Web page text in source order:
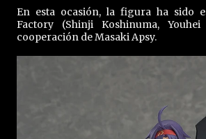
En esta ocasión, la figura ha sido
Factory (Shinji Koshinuma,
cooperación de Masaki Apsy.